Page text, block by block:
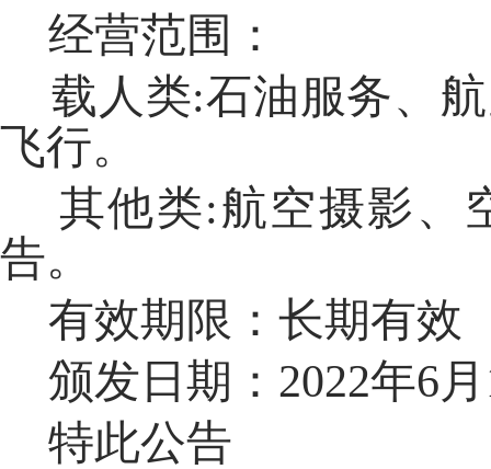
经营范围：
载人类:石油服务、
飞行。
其他类:航空摄影、
告。
有效期限：长期有效
颁发日期： 2022年6月
特此公告